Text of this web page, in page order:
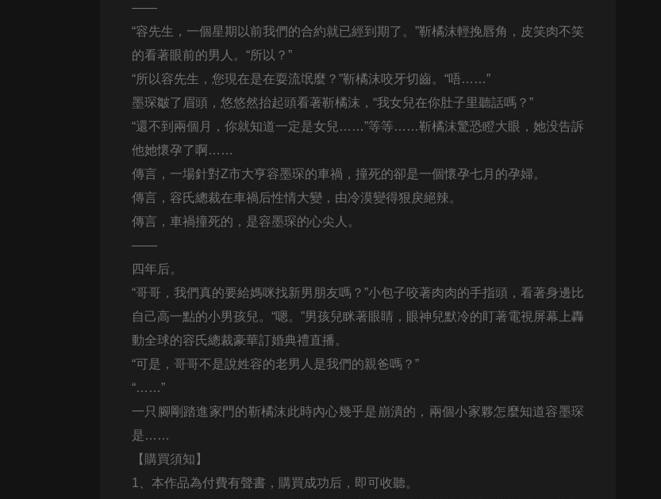
生活
英語
日語
少兒教育
二次元
教育培訓
汽車
戲曲
旅遊
免費專區
暢銷書
其他
有聲的紫襟
《夜色鋼琴曲》
夜色鋼琴曲趙海洋
太荒吞天訣丨熱血玄幻丨紫襟領銜有
嫡女貴嫁 | 一刀蘇蘇團隊制作 | 古言
宮鬥重生爽文 多人有聲劇
大舌頭尚文
大秦：不裝了，你爹我是秦始皇丨爆
8082Audio
——
“容先生，一個星期以前我們的合約就已經到期了。”靳橘沫輕挽唇角，皮笑肉不笑
的看著眼前的男人。“所以？”
“所以容先生，您現在是在耍流氓麼？”靳橘沫咬牙切齒。“唔……”
墨琛皺了眉頭，悠悠然抬起頭看著靳橘沫，“我女兒在你肚子里聽話嗎？”
“還不到兩個月，你就知道一定是女兒……”等等……靳橘沫驚恐瞪大眼，她没告訴
他她懷孕了啊……
傳言，一場針對Z市大亨容墨琛的車禍，撞死的卻是一個懷孕七月的孕婦。
傳言，容氏總裁在車禍后性情大變，由冷漠變得狠戾絕辣。
傳言，車禍撞死的，是容墨琛的心尖人。
——
四年后。
“哥哥，我們真的要給媽咪找新男朋友嗎？”小包子咬著肉肉的手指頭，看著身邊比
自己高一點的小男孩兒。“嗯。”男孩兒眯著眼睛，眼神兒默冷的盯著電視屏幕上轟
動全球的容氏總裁豪華訂婚典禮直播。
“可是，哥哥不是說姓容的老男人是我們的親爸嗎？”
“……”
一只腳剛踏進家門的靳橘沫此時內心幾乎是崩潰的，兩個小家夥怎麼知道容墨琛
是……
【購買須知】
1、本作品為付費有聲書，購買成功后，即可收聽。